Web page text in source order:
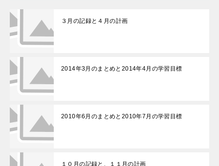
３月の記録と４月の計画
2014年3月のまとめと2014年4月の学習目標
2010年6月のまとめと2010年7月の学習目標
１０月の記録と、１１月の計画